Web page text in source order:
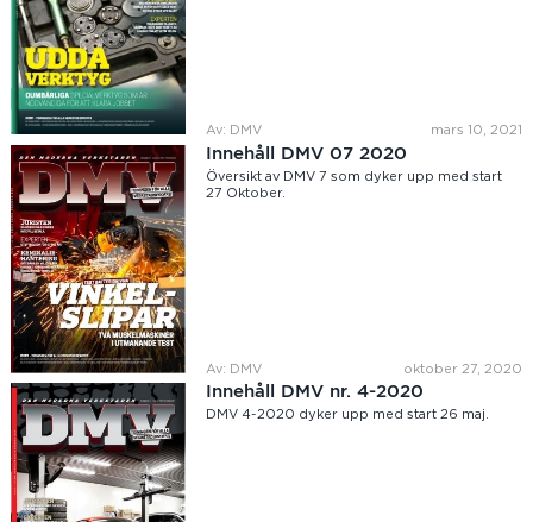
Av: DMV mars 10, 2021
Innehåll DMV 07 2020
Översikt av DMV 7 som dyker upp med start
27 Oktober.
Av: DMV oktober 27, 2020
Innehåll DMV nr. 4-2020
DMV 4-2020 dyker upp med start 26 maj.